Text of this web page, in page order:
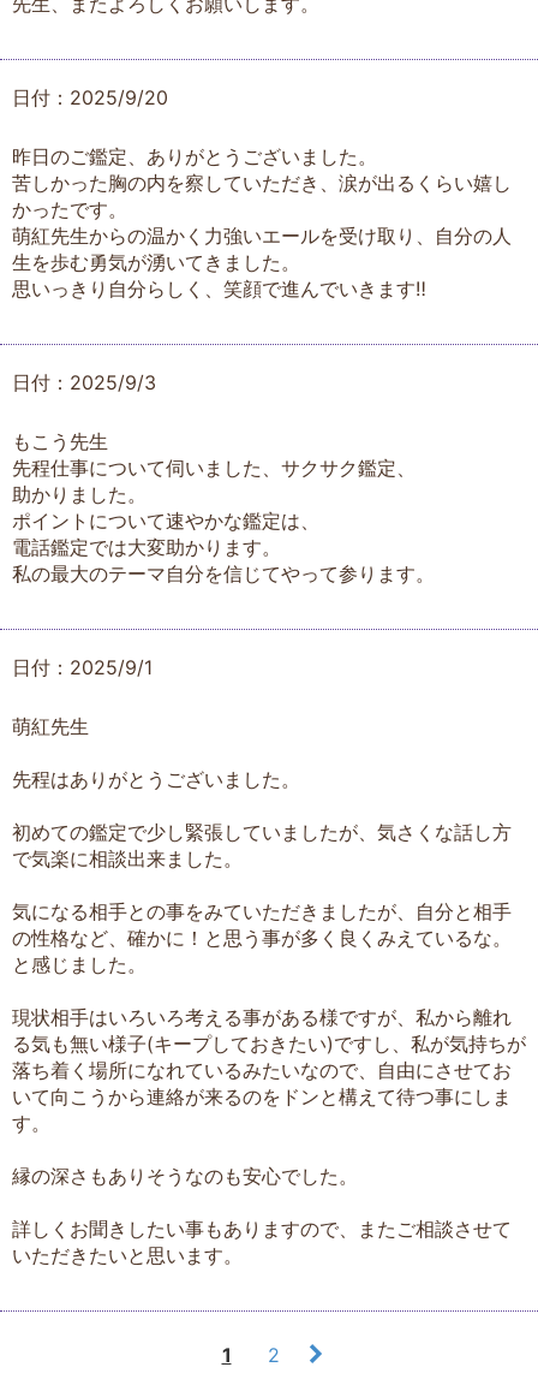
日付：2025/9/20
昨日のご鑑定、ありがとうございました。
苦しかった胸の内を察していただき、涙が出るくらい嬉し
かったです。
萌紅先生からの温かく力強いエールを受け取り、自分の人
生を歩む勇気が湧いてきました。
思いっきり自分らしく、笑顔で進んでいきます‼
日付：2025/9/3
もこう先生
先程仕事について伺いました、サクサク鑑定、
助かりました。
ポイントについて速やかな鑑定は、
電話鑑定では大変助かります。
私の最大のテーマ自分を信じてやって参ります。
日付：2025/9/1
萌紅先生
先程はありがとうございました。
初めての鑑定で少し緊張していましたが、気さくな話し方
で気楽に相談出来ました。
気になる相手との事をみていただきましたが、自分と相手
の性格など、確かに！と思う事が多く良くみえているな。
と感じました。
現状相手はいろいろ考える事がある様ですが、私から離れ
る気も無い様子(キープしておきたい)ですし、私が気持ちが
落ち着く場所になれているみたいなので、自由にさせてお
いて向こうから連絡が来るのをドンと構えて待つ事にしま
す。
縁の深さもありそうなのも安心でした。
詳しくお聞きしたい事もありますので、またご相談させて
いただきたいと思います。
1 2